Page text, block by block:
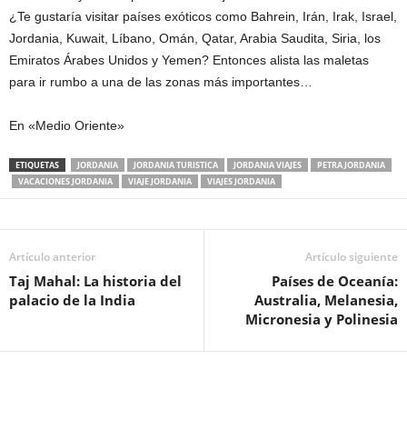
¿Te gustaría visitar países exóticos como Bahrein, Irán, Irak, Israel,
Jordania, Kuwait, Líbano, Omán, Qatar, Arabia Saudita, Siria, los
Emiratos Árabes Unidos y Yemen? Entonces alista las maletas
para ir rumbo a una de las zonas más importantes…
En «Medio Oriente»
ETIQUETAS JORDANIA JORDANIA TURISTICA JORDANIA VIAJES
PETRA JORDANIA
VACACIONES JORDANIA
VIAJE JORDANIA VIAJES JORDANIA
Artículo anterior
Taj Mahal: La historia del
palacio de la India
Artículo siguiente
Países de Oceanía:
Australia, Melanesia,
Micronesia y Polinesia